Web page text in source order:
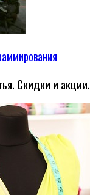
Скидки и акции.